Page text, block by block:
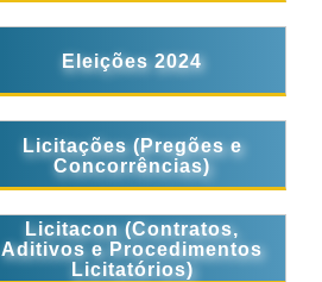
Eleições 2024
Licitações (Pregões e
Concorrências)
Licitacon (Contratos,
Aditivos e Procedimentos
Licitatórios)